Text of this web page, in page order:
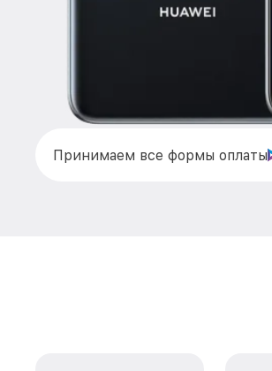
Принимаем все формы оплаты